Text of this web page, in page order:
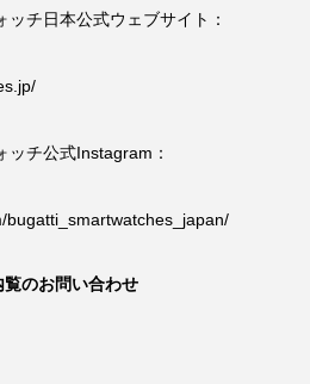
チ日本公式ウェブサイト：
ッチ公式Instagram：
bugatti_smartwatches_japan/
のお問い合わせ